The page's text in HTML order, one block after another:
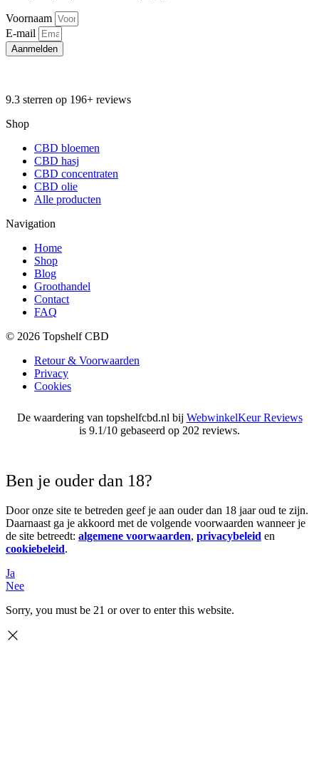
Voornaam
E-mail
Aanmelden
9.3 sterren op 196+ reviews
Shop
CBD bloemen
CBD hasj
CBD concentraten
CBD olie
Alle producten
Navigation
Home
Shop
Blog
Groothandel
Contact
FAQ
© 2026 Topshelf CBD
Retour & Voorwaarden
Privacy
Cookies
De waardering van topshelfcbd.nl bij WebwinkelKeur Reviews
is 9.1/10 gebaseerd op 202 reviews.
Ben je ouder dan 18?
Door onze site te betreden geef je aan ouder dan 18 jaar oud te zijn.
Daarnaast ga je akkoord met de volgende voorwaarden wanneer je
de site betreedt: algemene voorwaarden, privacybeleid en
cookiebeleid.
Ja
Nee
Sorry, you must be 21 or over to enter this website.